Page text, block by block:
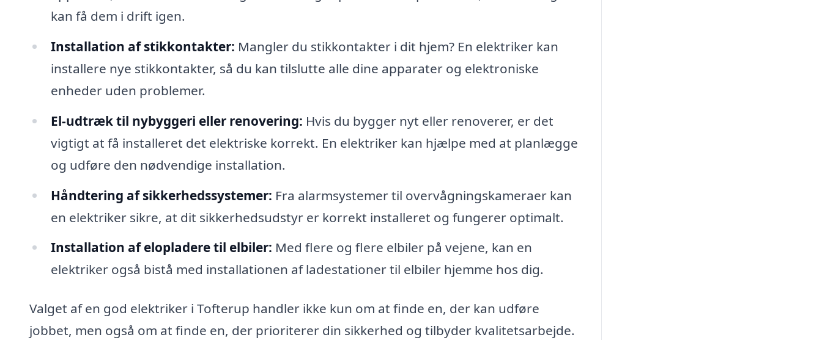
kan få dem i drift igen.
Installation af stikkontakter: Mangler du stikkontakter i dit hjem? En elektriker kan
installere nye stikkontakter, så du kan tilslutte alle dine apparater og elektroniske
enheder uden problemer.
El-udtræk til nybyggeri eller renovering: Hvis du bygger nyt eller renoverer, er det
vigtigt at få installeret det elektriske korrekt. En elektriker kan hjælpe med at planlægge
og udføre den nødvendige installation.
Håndtering af sikkerhedssystemer: Fra alarmsystemer til overvågningskameraer kan
en elektriker sikre, at dit sikkerhedsudstyr er korrekt installeret og fungerer optimalt.
Installation af elopladere til elbiler: Med flere og flere elbiler på vejene, kan en
elektriker også bistå med installationen af ladestationer til elbiler hjemme hos dig.
Valget af en god elektriker i Tofterup handler ikke kun om at finde en, der kan udføre
jobbet, men også om at finde en, der prioriterer din sikkerhed og tilbyder kvalitetsarbejde.